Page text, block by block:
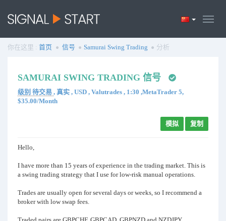
你在这里 : 首页 信号 Samurai Swing Trading 分析
SAMURAI SWING TRADING 信号
级别 待交易 , 真实 , USD , Valutrades , 1:30 ,MetaTrader 5,
$35.00/Month
模拟 复制
Hello,
I have more than 15 years of experience in the trading market. This is
a swing trading strategy that I use for low-risk manual operations.
Trades are usually open for several days or weeks, so I recommend a
broker with low swap fees.